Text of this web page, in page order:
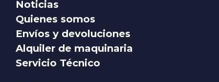
Noticias
Quienes somos
Envíos y devoluciones
Alquiler de maquinaria
Servicio Técnico